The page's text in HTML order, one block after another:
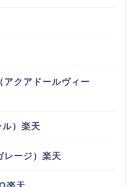
クアドールヴィー
）楽天
ージ）楽天